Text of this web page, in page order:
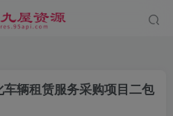
辆租赁服务采购项目二包